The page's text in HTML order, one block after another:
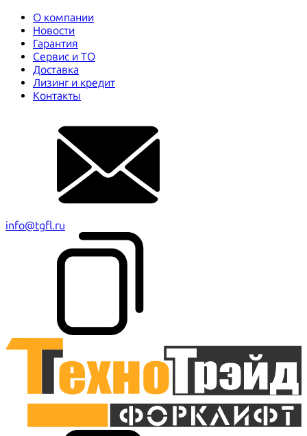
О компании
Новости
Гарантия
Сервис и ТО
Доставка
Лизинг и кредит
Контакты
info@tgfl.ru